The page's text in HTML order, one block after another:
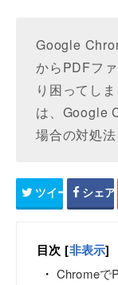
Google
からPDFフ
り困ってし
は、Google
場合の対処法
ツイート シェア
目次 [非表示]
Chromeで